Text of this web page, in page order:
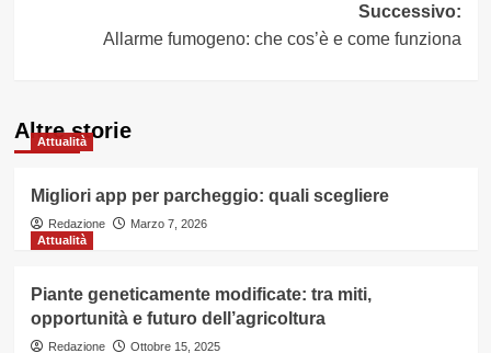
Successivo:
Allarme fumogeno: che cos’è e come funziona
Altre storie
Attualità
Migliori app per parcheggio: quali scegliere
Redazione
Marzo 7, 2026
Attualità
Piante geneticamente modificate: tra miti,
opportunità e futuro dell’agricoltura
Redazione
Ottobre 15, 2025